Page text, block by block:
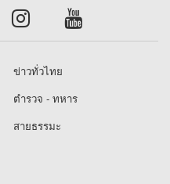
ข่าวทั่วไทย
ตำรวจ - ทหาร
สายธรรมะ